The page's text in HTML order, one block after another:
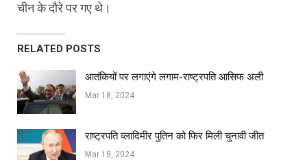
चीन के दौरे पर गए थे।
RELATED POSTS
आतंकियों पर लगाएंगे लगाम-राष्ट्रपति आसिफ अली
Mar 18, 2024
राष्ट्रपति व्लादिमीर पुतिन को फिर मिली चुनावी जीत
Mar 18, 2024